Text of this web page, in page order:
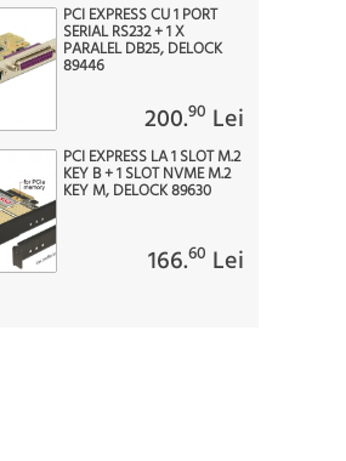
PCI EXPRESS CU 1 PORT
SERIAL RS232 + 1 X
PARALEL DB25, DELOCK
89446
200.90 Lei
PCI EXPRESS LA 1 SLOT M.2
KEY B + 1 SLOT NVME M.2
KEY M, DELOCK 89630
166.60 Lei